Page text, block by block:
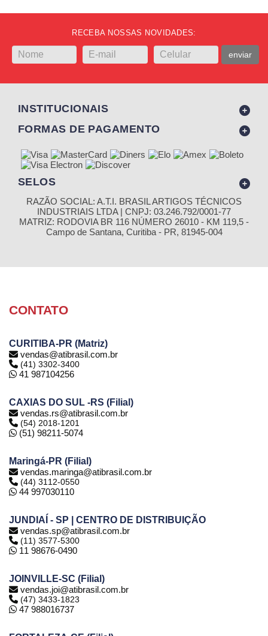
RECEBA NOSSAS NOVIDADES:
enviar
INSTITUCIONAIS
FORMAS DE PAGAMENTO
SELOS
RAZÃO SOCIAL: A.T.I. BRASIL ARTIGOS TÉCNICOS
INDUSTRIAIS LTDA | CNPJ: 03.246.792/0001-77
MATRIZ: RODOVIA BR 116 NÚMERO 26010 - KM 119,5 -
Campo de Santana, Curitiba - PR, 81945-004
CONTATO
CURITIBA-PR (Matriz)
vendas@atibrasil.com.br
(41) 3302-3400
41 987104256
CAXIAS DO SUL -RS (Filial)
vendas.rs@atibrasil.com.br
(54) 2018-1201
(51) 98211-5074
Maringá-PR (Filial)
vendas.maringa@atibrasil.com.br
(44) 3112-0550
44 997030110
JUNDIAÍ - SP | CENTRO DE DISTRIBUIÇÃO
vendas.sp@atibrasil.com.br
(11) 3577-5300
11 98676-0490
JOINVILLE-SC (Filial)
vendas.joi@atibrasil.com.br
(47) 3433-1823
47 988016737